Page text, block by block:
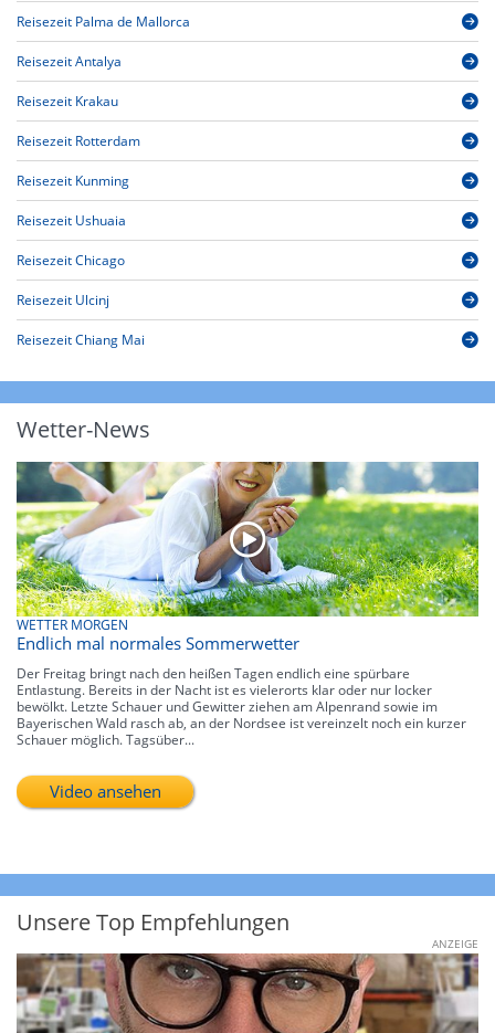
Reisezeit Palma de Mallorca
Reisezeit Antalya
Reisezeit Krakau
Reisezeit Rotterdam
Reisezeit Kunming
Reisezeit Ushuaia
Reisezeit Chicago
Reisezeit Ulcinj
Reisezeit Chiang Mai
Wetter-News
WETTER MORGEN
Endlich mal normales Sommerwetter
Der Freitag bringt nach den heißen Tagen endlich eine spürbare
Entlastung. Bereits in der Nacht ist es vielerorts klar oder nur locker
bewölkt. Letzte Schauer und Gewitter ziehen am Alpenrand sowie im
Bayerischen Wald rasch ab, an der Nordsee ist vereinzelt noch ein kurzer
Schauer möglich. Tagsüber...
Video ansehen
Unsere Top Empfehlungen
ANZEIGE